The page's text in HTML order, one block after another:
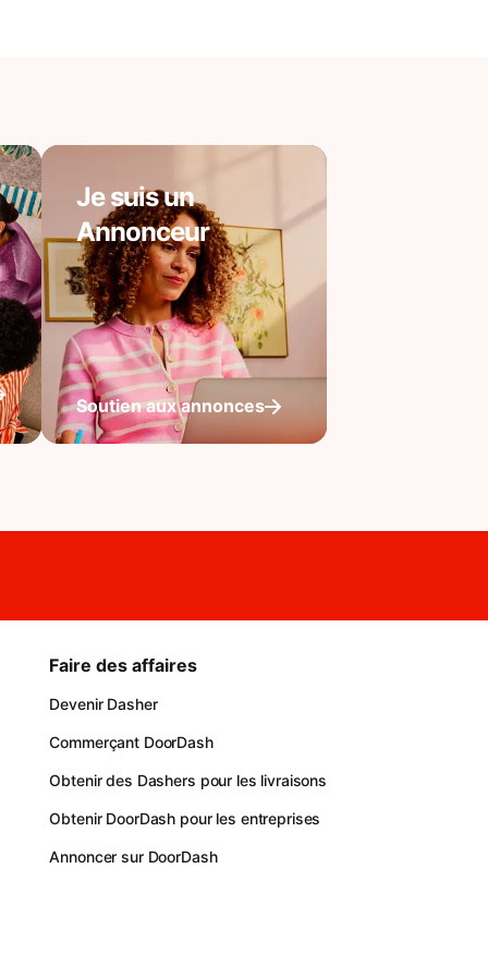
Je suis un
Annonceur
Soutien aux annonces
Faire des affaires
Devenir Dasher
Commerçant DoorDash
Obtenir des Dashers pour les livraisons
Obtenir DoorDash pour les entreprises
Annoncer sur DoorDash